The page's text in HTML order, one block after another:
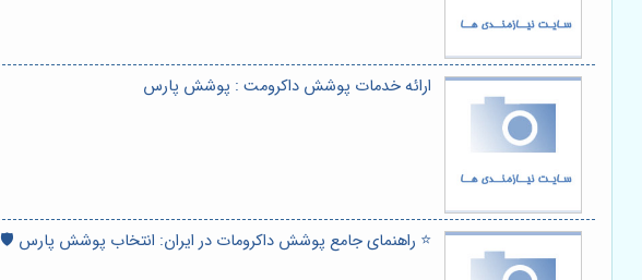
ارائه خدمات پوشش داکرومت : پوشش پارس
⭐️ راهنمای جامع پوشش داکرومات در ایران: انتخاب پوشش پارس 🛡️